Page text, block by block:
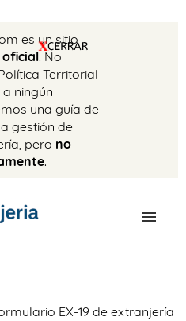
es un sitio
oficial. No
Territorial
ningún
una guía de
gestión de
pero no
.
EX-19 de extranjería